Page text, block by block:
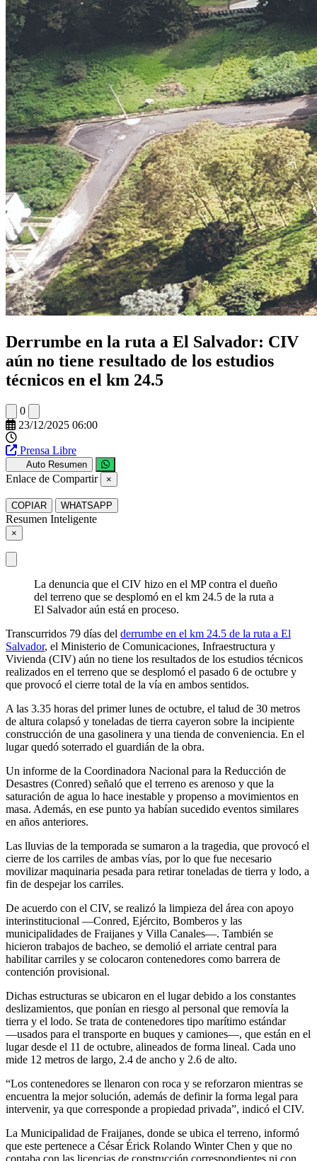
Derrumbe en la ruta a El Salvador: CIV
aún no tiene resultado de los estudios
técnicos en el km 24.5
0
23/12/2025 06:00
Prensa Libre
Auto Resumen
Enlace de Compartir ×
COPIAR WHATSAPP
Resumen Inteligente
×
La denuncia que el CIV hizo en el MP contra el dueño
del terreno que se desplomó en el km 24.5 de la ruta a
El Salvador aún está en proceso.
Transcurridos 79 días del derrumbe en el km 24.5 de la ruta a El
Salvador, el Ministerio de Comunicaciones, Infraestructura y
Vivienda (CIV) aún no tiene los resultados de los estudios técnicos
realizados en el terreno que se desplomó el pasado 6 de octubre y
que provocó el cierre total de la vía en ambos sentidos.
A las 3.35 horas del primer lunes de octubre, el talud de 30 metros
de altura colapsó y toneladas de tierra cayeron sobre la incipiente
construcción de una gasolinera y una tienda de conveniencia. En el
lugar quedó soterrado el guardián de la obra.
Un informe de la Coordinadora Nacional para la Reducción de
Desastres (Conred) señaló que el terreno es arenoso y que la
saturación de agua lo hace inestable y propenso a movimientos en
masa. Además, en ese punto ya habían sucedido eventos similares
en años anteriores.
Las lluvias de la temporada se sumaron a la tragedia, que provocó el
cierre de los carriles de ambas vías, por lo que fue necesario
movilizar maquinaria pesada para retirar toneladas de tierra y lodo, a
fin de despejar los carriles.
De acuerdo con el CIV, se realizó la limpieza del área con apoyo
interinstitucional ―Conred, Ejército, Bomberos y las
municipalidades de Fraijanes y Villa Canales―. También se
hicieron trabajos de bacheo, se demolió el arriate central para
habilitar carriles y se colocaron contenedores como barrera de
contención provisional.
Dichas estructuras se ubicaron en el lugar debido a los constantes
deslizamientos, que ponían en riesgo al personal que removía la
tierra y el lodo. Se trata de contenedores tipo marítimo estándar
―usados para el transporte en buques y camiones―, que están en el
lugar desde el 11 de octubre, alineados de forma lineal. Cada uno
mide 12 metros de largo, 2.4 de ancho y 2.6 de alto.
“Los contenedores se llenaron con roca y se reforzaron mientras se
encuentra la mejor solución, además de definir la forma legal para
intervenir, ya que corresponde a propiedad privada”, indicó el CIV.
La Municipalidad de Fraijanes, donde se ubica el terreno, informó
que este pertenece a César Érick Rolando Winter Chen y que no
contaba con las licencias de construcción correspondientes ni con